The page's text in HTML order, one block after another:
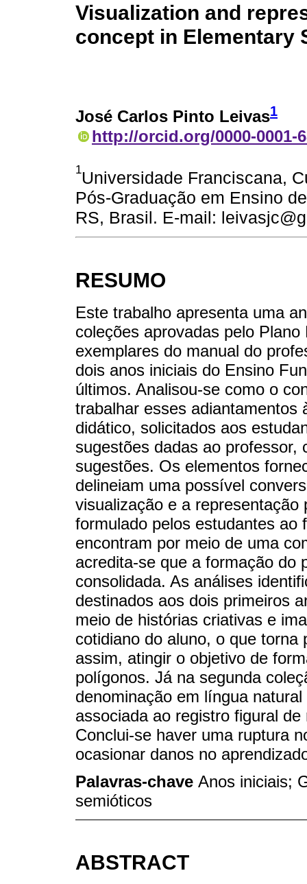
Visualization and
concept in Elementary
José Carlos Pinto Leivas1
http://orcid.org/0000-0001-
1Universidade Franciscana,
Pós-Graduação em Ensino
RS, Brasil. E-mail:
RESUMO
Este trabalho apresenta uma
coleções aprovadas pelo
exemplares do manual do
dois anos iniciais do Ensino
últimos. Analisou-se como o
trabalhar esses adiantamentos
didático, solicitados aos
sugestões dadas ao professor,
sugestões. Os elementos
delineiam uma possível
visualização e a
formulado pelos estudantes ao
encontram por meio de uma
acredita-se que a formação do
consolidada. As análises
destinados aos dois primeiros
meio de histórias criativas e
cotidiano do aluno, o que
assim, atingir o objetivo de
polígonos. Já na segunda
denominação em língua
associada ao registro figural
Conclui-se haver uma ruptura
ocasionar danos no
Palavras-chave Anos iniciais;
semióticos
ABSTRACT